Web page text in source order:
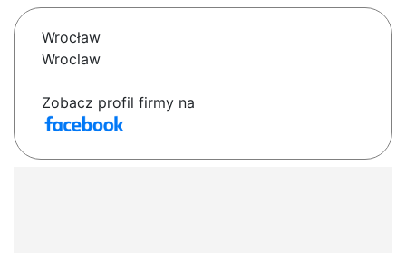
Wrocław
Wroclaw
Zobacz profil firmy na